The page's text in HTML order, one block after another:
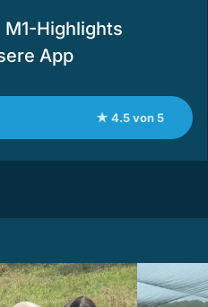
M1-Highlights
App
★ 4.5 von 5